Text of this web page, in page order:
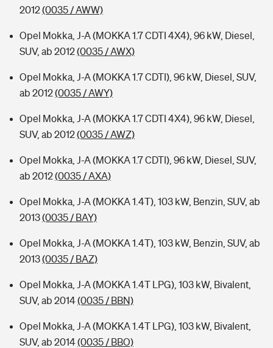
2012(0035 / AWW)
Opel Mokka, J-A (MOKKA 1.7 CDTI 4X4), 96 kW, Diesel,
SUV, ab 2012(0035 / AWX)
Opel Mokka, J-A (MOKKA 1.7 CDTI), 96 kW, Diesel, SUV,
ab 2012(0035 / AWY)
Opel Mokka, J-A (MOKKA 1.7 CDTI 4X4), 96 kW, Diesel,
SUV, ab 2012(0035 / AWZ)
Opel Mokka, J-A (MOKKA 1.7 CDTI), 96 kW, Diesel, SUV,
ab 2012(0035 / AXA)
Opel Mokka, J-A (MOKKA 1.4T), 103 kW, Benzin, SUV, ab
2013(0035 / BAY)
Opel Mokka, J-A (MOKKA 1.4T), 103 kW, Benzin, SUV, ab
2013(0035 / BAZ)
Opel Mokka, J-A (MOKKA 1.4T LPG), 103 kW, Bivalent,
SUV, ab 2014(0035 / BBN)
Opel Mokka, J-A (MOKKA 1.4T LPG), 103 kW, Bivalent,
SUV, ab 2014(0035 / BBO)